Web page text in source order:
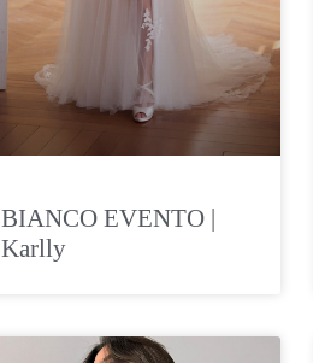
BIANCO EVENTO |
Karlly